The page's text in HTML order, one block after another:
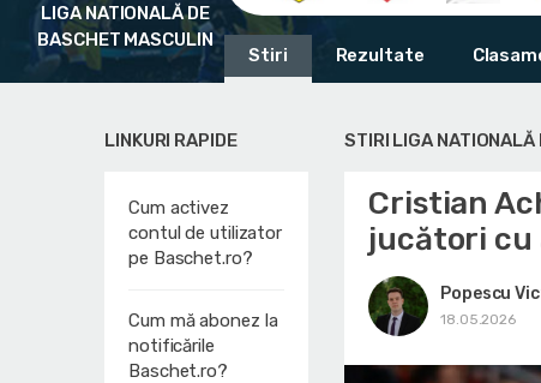
LIGA NATIONALĂ DE
BASCHET MASCULIN
Stiri Rezultate
LINKURI RAPIDE
Cum activez
contul de utilizator
pe Baschet.ro?
Cum mă abonez la
notificările
Baschet.ro?
STIRI LIGA NATIONALĂ
Cristian
jucători cu
Popescu
18.05.2026